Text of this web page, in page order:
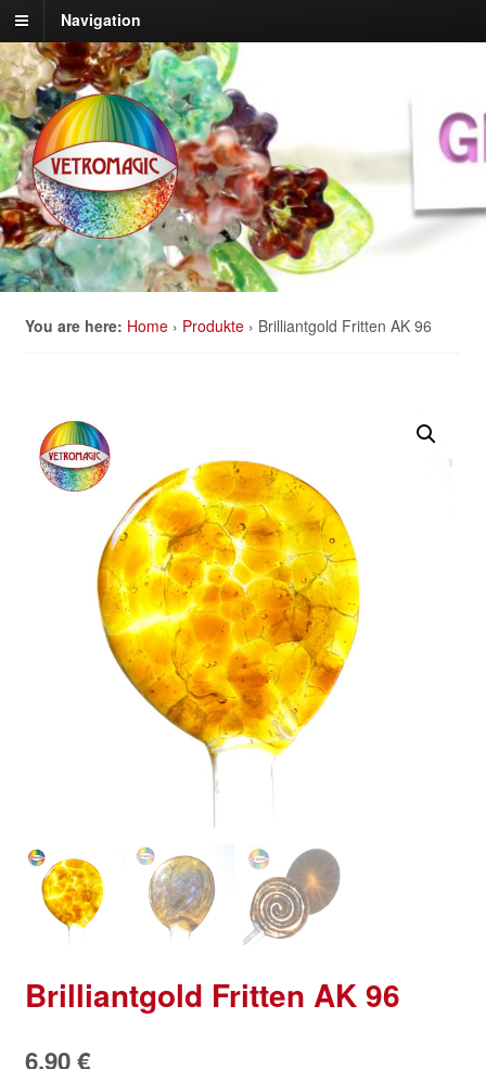
Navigation
You are here: Home › Produkte › Brilliantgold Fritten AK 96
Brilliantgold Fritten AK 96
6,90€